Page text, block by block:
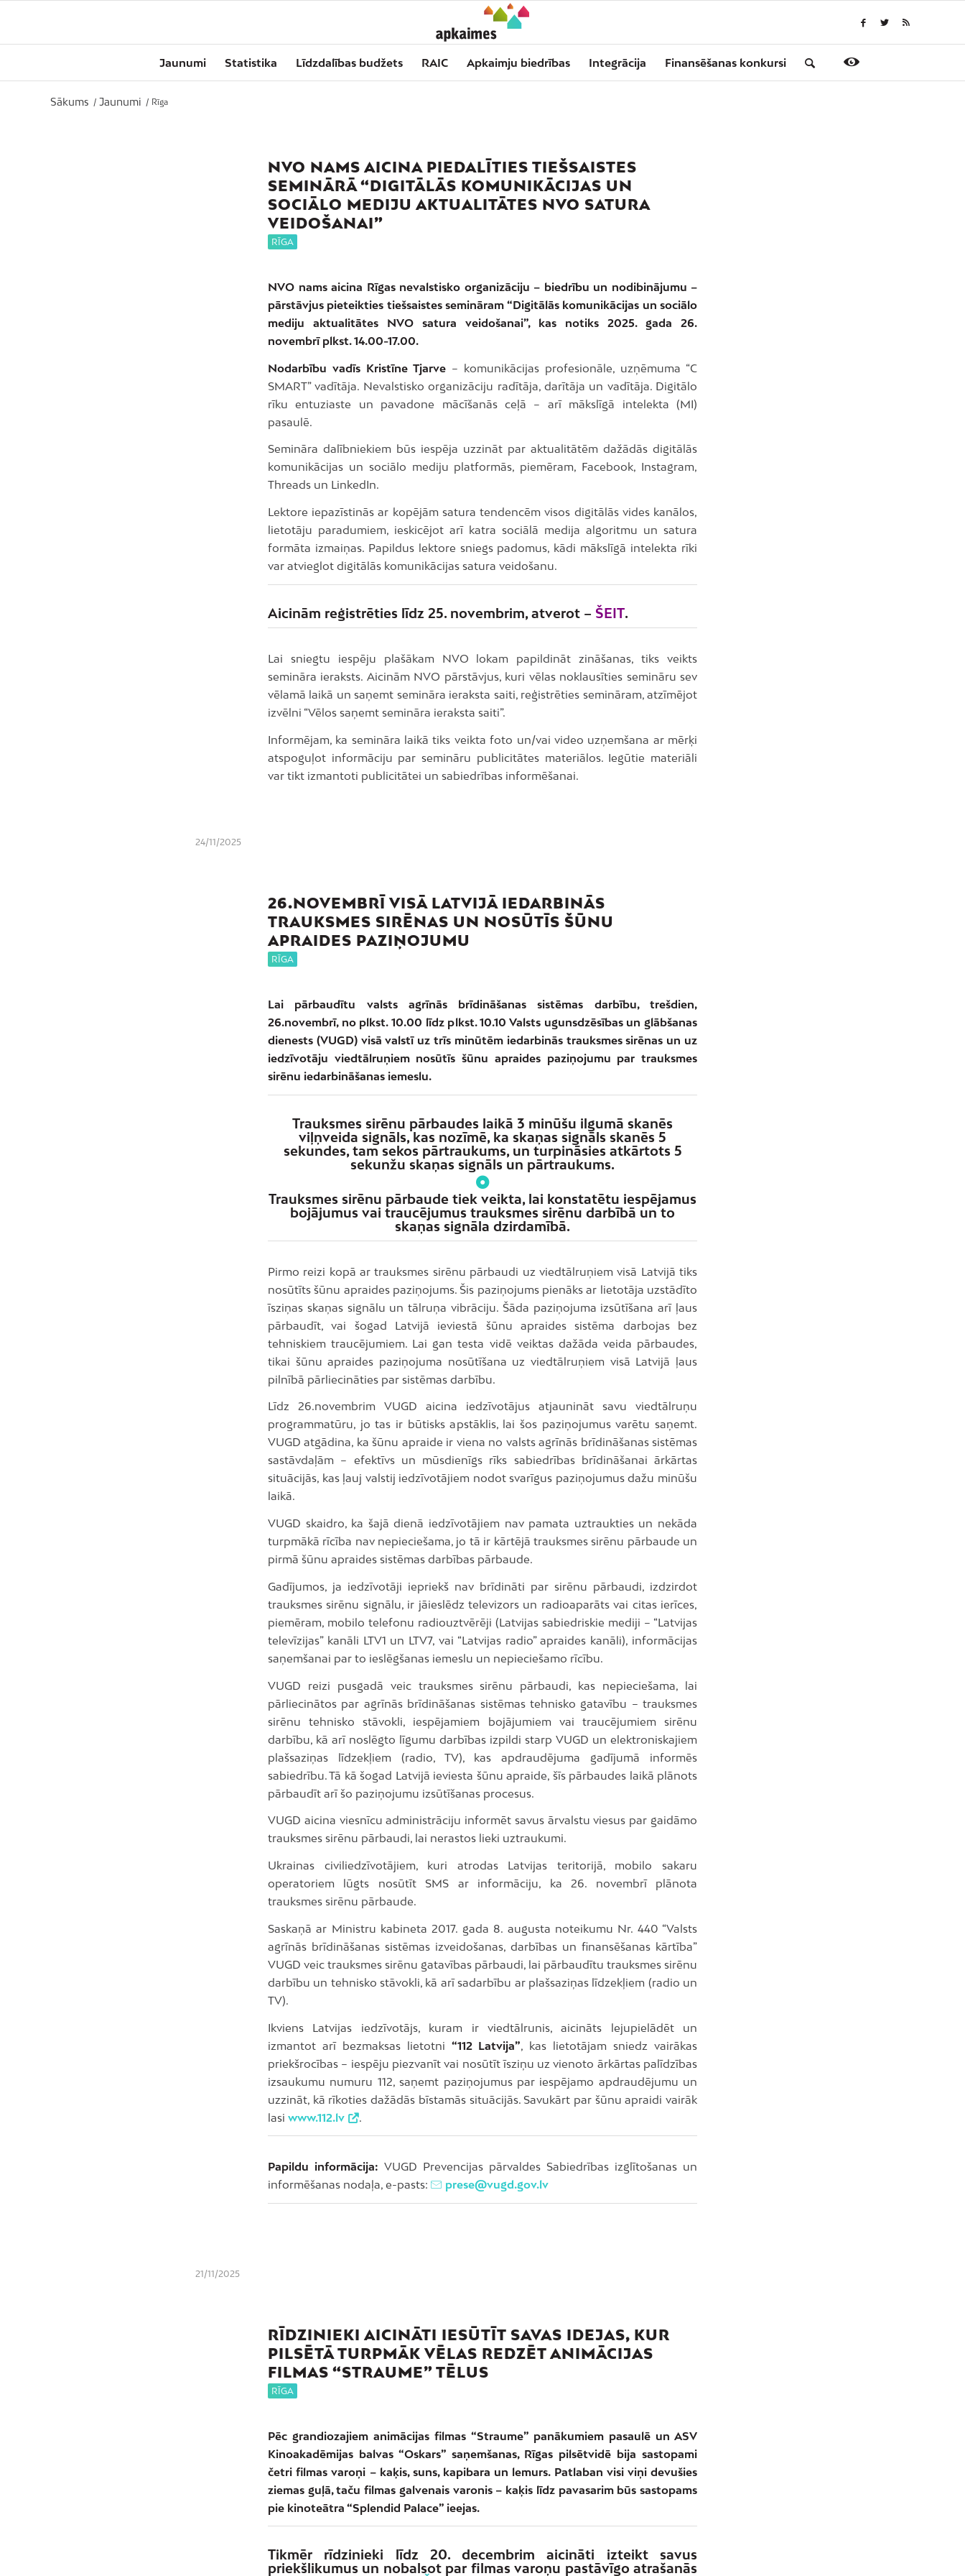
Jaunumi Statistika Līdzdalības budžets RAIC Apkaimju biedrības Integrācija Finansēšanas konkursi
Sākums / Jaunumi / Rīga
NVO NAMS AICINA PIEDALĪTIES TIEŠSAISTES
SEMINĀRĀ “DIGITĀLĀS KOMUNIKĀCIJAS UN
SOCIĀLO MEDIJU AKTUALITĀTES NVO SATURA
VEIDOŠANAI”
RĪGA
NVO nams aicina Rīgas nevalstisko organizāciju – biedrību un nodibinājumu –
pārstāvjus pieteikties tiešsaistes semināram “Digitālās komunikācijas un sociālo
mediju aktualitātes NVO satura veidošanai”, kas notiks 2025. gada 26.
novembrī plkst. 14.00-17.00.
Nodarbību vadīs Kristīne Tjarve – komunikācijas profesionāle, uzņēmuma “C
SMART” vadītāja. Nevalstisko organizāciju radītāja, darītāja un vadītāja. Digitālo
rīku entuziaste un pavadone mācīšanās ceļā – arī mākslīgā intelekta (MI)
pasaulē.
Semināra dalībniekiem būs iespēja uzzināt par aktualitātēm dažādās digitālās
komunikācijas un sociālo mediju platformās, piemēram, Facebook, Instagram,
Threads un LinkedIn.
Lektore iepazīstinās ar kopējām satura tendencēm visos digitālās vides kanālos,
lietotāju paradumiem, ieskicējot arī katra sociālā medija algoritmu un satura
formāta izmaiņas. Papildus lektore sniegs padomus, kādi mākslīgā intelekta rīki
var atvieglot digitālās komunikācijas satura veidošanu.
Aicinām reģistrēties līdz 25. novembrim, atverot – ŠEIT.
Lai sniegtu iespēju plašākam NVO lokam papildināt zināšanas, tiks veikts
semināra ieraksts. Aicinām NVO pārstāvjus, kuri vēlas noklausīties semināru sev
vēlamā laikā un saņemt semināra ieraksta saiti, reģistrēties semināram, atzīmējot
izvēlni “Vēlos saņemt semināra ieraksta saiti”.
Informējam, ka semināra laikā tiks veikta foto un/vai video uzņemšana ar mērķi
atspoguļot informāciju par semināru publicitātes materiālos. Iegūtie materiāli
var tikt izmantoti publicitātei un sabiedrības informēšanai.
24/11/2025
26.NOVEMBRĪ VISĀ LATVIJĀ IEDARBINĀS
TRAUKSMES SIRĒNAS UN NOSŪTĪS ŠŪNU
APRAIDES PAZIŅOJUMU
RĪGA
Lai pārbaudītu valsts agrīnās brīdināšanas sistēmas darbību, trešdien,
26.novembrī, no plkst. 10.00 līdz plkst. 10.10 Valsts ugunsdzēsības un glābšanas
dienests (VUGD) visā valstī uz trīs minūtēm iedarbinās trauksmes sirēnas un uz
iedzīvotāju viedtālruņiem nosūtīs šūnu apraides paziņojumu par trauksmes
sirēnu iedarbināšanas iemeslu.
Trauksmes sirēnu pārbaudes laikā 3 minūšu ilgumā skanēs
viļņveida signāls, kas nozīmē, ka skaņas signāls skanēs 5
sekundes, tam sekos pārtraukums, un turpināsies atkārtots 5
sekunžu skaņas signāls un pārtraukums.
Trauksmes sirēnu pārbaude tiek veikta, lai konstatētu iespējamus
bojājumus vai traucējumus trauksmes sirēnu darbībā un to
skaņas signāla dzirdamībā.
Pirmo reizi kopā ar trauksmes sirēnu pārbaudi uz viedtālruņiem visā Latvijā tiks
nosūtīts šūnu apraides paziņojums. Šis paziņojums pienāks ar lietotāja uzstādīto
īsziņas skaņas signālu un tālruņa vibrāciju. Šāda paziņojuma izsūtīšana arī ļaus
pārbaudīt, vai šogad Latvijā ieviestā šūnu apraides sistēma darbojas bez
tehniskiem traucējumiem. Lai gan testa vidē veiktas dažāda veida pārbaudes,
tikai šūnu apraides paziņojuma nosūtīšana uz viedtālruņiem visā Latvijā ļaus
pilnībā pārliecināties par sistēmas darbību.
Līdz 26.novembrim VUGD aicina iedzīvotājus atjaunināt savu viedtālruņu
programmatūru, jo tas ir būtisks apstāklis, lai šos paziņojumus varētu saņemt.
VUGD atgādina, ka šūnu apraide ir viena no valsts agrīnās brīdināšanas sistēmas
sastāvdaļām – efektīvs un mūsdienīgs rīks sabiedrības brīdināšanai ārkārtas
situācijās, kas ļauj valstij iedzīvotājiem nodot svarīgus paziņojumus dažu minūšu
laikā.
VUGD skaidro, ka šajā dienā iedzīvotājiem nav pamata uztraukties un nekāda
turpmākā rīcība nav nepieciešama, jo tā ir kārtējā trauksmes sirēnu pārbaude un
pirmā šūnu apraides sistēmas darbības pārbaude.
Gadījumos, ja iedzīvotāji iepriekš nav brīdināti par sirēnu pārbaudi, izdzirdot
trauksmes sirēnu signālu, ir jāieslēdz televizors un radioaparāts vai citas ierīces,
piemēram, mobilo telefonu radiouztvērēji (Latvijas sabiedriskie mediji – “Latvijas
televīzijas” kanāli LTV1 un LTV7, vai “Latvijas radio” apraides kanāli), informācijas
saņemšanai par to ieslēgšanas iemeslu un nepieciešamo rīcību.
VUGD reizi pusgadā veic trauksmes sirēnu pārbaudi, kas nepieciešama, lai
pārliecinātos par agrīnās brīdināšanas sistēmas tehnisko gatavību – trauksmes
sirēnu tehnisko stāvokli, iespējamiem bojājumiem vai traucējumiem sirēnu
darbību, kā arī noslēgto līgumu darbības izpildi starp VUGD un elektroniskajiem
plašsaziņas līdzekļiem (radio, TV), kas apdraudējuma gadījumā informēs
sabiedrību. Tā kā šogad Latvijā ieviesta šūnu apraide, šīs pārbaudes laikā plānots
pārbaudīt arī šo paziņojumu izsūtīšanas procesus.
VUGD aicina viesnīcu administrāciju informēt savus ārvalstu viesus par gaidāmo
trauksmes sirēnu pārbaudi, lai nerastos lieki uztraukumi.
Ukrainas civiliedzīvotājiem, kuri atrodas Latvijas teritorijā, mobilo sakaru
operatoriem lūgts nosūtīt SMS ar informāciju, ka 26. novembrī plānota
trauksmes sirēnu pārbaude.
Saskaņā ar Ministru kabineta 2017. gada 8. augusta noteikumu Nr. 440 “Valsts
agrīnās brīdināšanas sistēmas izveidošanas, darbības un finansēšanas kārtība”
VUGD veic trauksmes sirēnu gatavības pārbaudi, lai pārbaudītu trauksmes sirēnu
darbību un tehnisko stāvokli, kā arī sadarbību ar plašsaziņas līdzekļiem (radio un
TV).
Ikviens Latvijas iedzīvotājs, kuram ir viedtālrunis, aicināts lejupielādēt un
izmantot arī bezmaksas lietotni “112 Latvija” , kas lietotājam sniedz vairākas
priekšrocības – iespēju piezvanīt vai nosūtīt īsziņu uz vienoto ārkārtas palīdzības
izsaukumu numuru 112, saņemt paziņojumus par iespējamo apdraudējumu un
uzzināt, kā rīkoties dažādās bīstamās situācijās. Savukārt par šūnu apraidi vairāk
lasi www.112.lv
Papildu informācija: VUGD Prevencijas pārvaldes Sabiedrības izglītošanas un
informēšanas nodaļa, e-pasts:
prese@vugd.gov.lv
21/11/2025
RĪDZINIEKI AICINĀTI IESŪTĪT SAVAS IDEJAS, KUR
PILSĒTĀ TURPMĀK VĒLAS REDZĒT ANIMĀCIJAS
FILMAS “STRAUME” TĒLUS
RĪGA
Pēc grandiozajiem animācijas filmas “Straume” panākumiem pasaulē un ASV
Kinoakadēmijas balvas “Oskars” saņemšanas, Rīgas pilsētvidē bija sastopami
četri filmas varoņi – kaķis, suns, kapibara un lemurs. Patlaban visi viņi devušies
ziemas guļā, taču filmas galvenais varonis – kaķis līdz pavasarim būs sastopams
pie kinoteātra “Splendid Palace” ieejas.
Tikmēr rīdzinieki līdz 20. decembrim aicināti izteikt savus
priekšlikumus un nobalsot par filmas varoņu pastāvīgo atrašanās